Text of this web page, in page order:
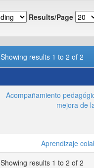
Results/Page
Showing results 1 to 2 of 2
Acompañamiento
mejora de
Aprendizaje
Showing results 1 to 2 of 2